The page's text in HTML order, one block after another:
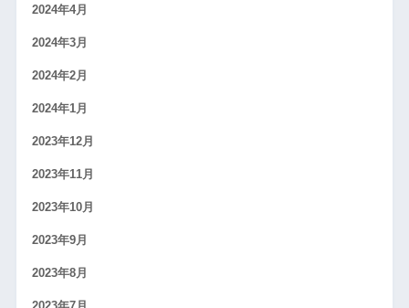
2024年4月
2024年3月
2024年2月
2024年1月
2023年12月
2023年11月
2023年10月
2023年9月
2023年8月